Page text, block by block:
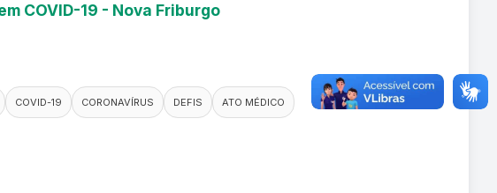
COVID-19 - Nova Friburgo
COVID-19 CORONAVÍRUS DEFIS
ATO MÉDICO